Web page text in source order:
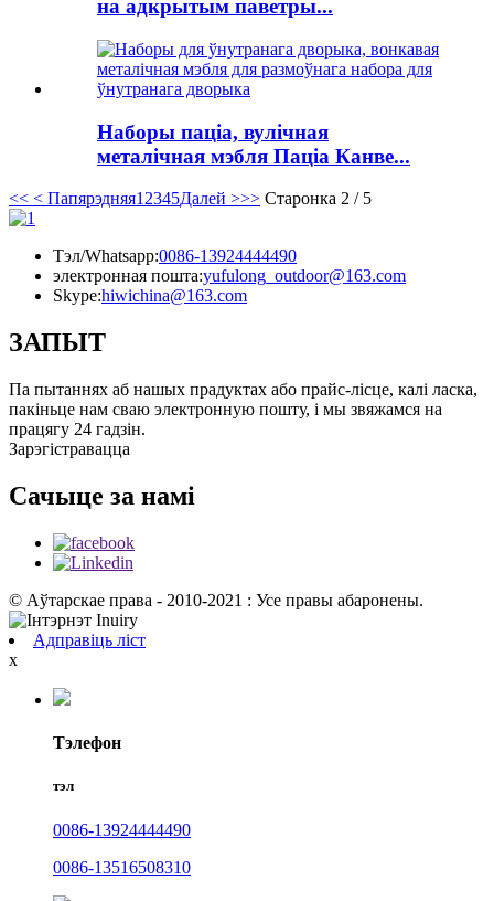
на адкрытым паветры...
Наборы паціа, вулічная
металічная мэбля Паціа Канве...
<< < Папярэдняя12345Далей >>> Старонка 2 / 5
Тэл/Whatsapp:0086-13924444490
электронная пошта:yufulong_outdoor@163.com
Skype:hiwichina@163.com
ЗАПЫТ
Па пытаннях аб нашых прадуктах або прайс-лісце, калі ласка,
пакіньце нам сваю электронную пошту, і мы звяжамся на
працягу 24 гадзін.
Зарэгістравацца
Сачыце за намі
© Аўтарскае права - 2010-2021 : Усе правы абаронены.
Адправіць ліст
x
Тэлефон
тэл
0086-13924444490
0086-13516508310